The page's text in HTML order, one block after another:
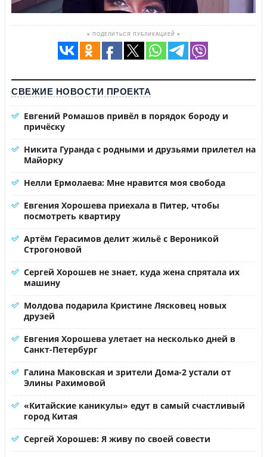
≡ ПОДЕЛИТЬСЯ ПУБЛИКАЦИЕЙ ≡
СВЕЖИЕ НОВОСТИ ПРОЕКТА
Евгений Ромашов привёл в порядок бороду и
причёску
Никита Гуранда с родными и друзьями прилетел на
Майорку
Нелли Ермолаева: Мне нравится моя свобода
Евгения Хорошева приехала в Питер, чтобы
посмотреть квартиру
Артём Герасимов делит жильё с Вероникой
Строгоновой
Сергей Хорошев не знает, куда жена спрятала их
машину
Молдова подарила Кристине Лясковец новых
друзей
Евгения Хорошева улетает на несколько дней в
Санкт-Петербург
Галина Маковская и зрители Дома-2 устали от
Элины Рахимовой
«Китайские каникулы» едут в самый счастливый
город Китая
Сергей Хорошев: Я живу по своей совести